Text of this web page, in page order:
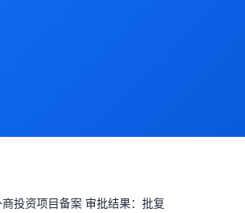
投资项目备案 审批结果：批复